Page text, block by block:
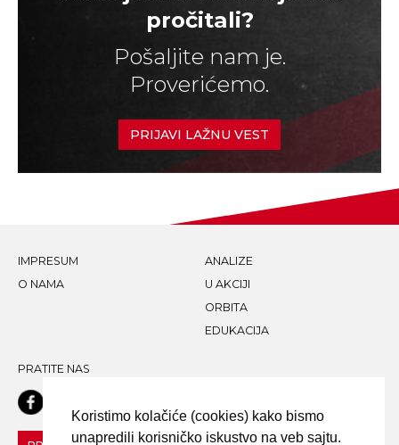
pročitali?
Pošaljite nam je.
Proverićemo.
PRIJAVI LAŽNU VEST
IMPRESUM
O NAMA
ANALIZE
U AKCIJI
ORBITA
EDUKACIJA
PRATITE NAS
Koristimo kolačiće (cookies) kako bismo
unapredili korisničko iskustvo na veb sajtu.